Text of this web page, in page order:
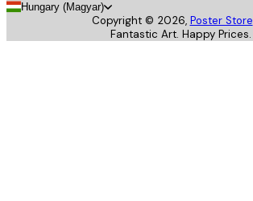
Hungary (Magyar)
Copyright © 2026, Poster Store
Fantastic Art. Happy Prices.